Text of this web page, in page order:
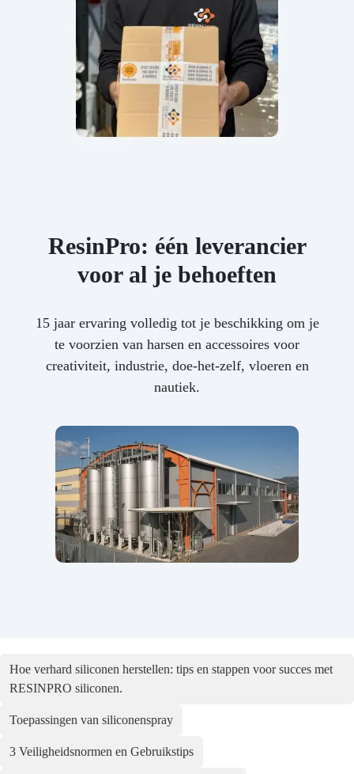
ResinPro: één leverancier
voor al je behoeften
15 jaar ervaring volledig tot je beschikking om je
te voorzien van harsen en accessoires voor
creativiteit, industrie, doe-het-zelf, vloeren en
nautiek.
Hoe verhard siliconen herstellen: tips en stappen voor succes met
RESINPRO siliconen.
Toepassingen van siliconenspray
3 Veiligheidsnormen en Gebruikstips